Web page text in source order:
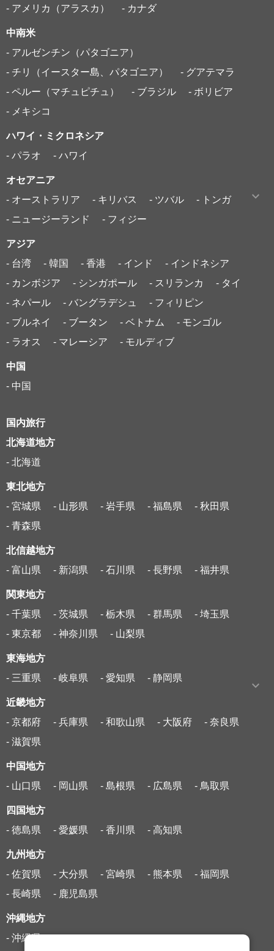
- アメリカ（アラスカ）
- カナダ
中南米
- アルゼンチン（パタゴニア）
- チリ（イースター島、パタゴニア）
- グアテマラ
- ペルー（マチュピチュ）
- ブラジル
- ボリビア
- メキシコ
ハワイ・ミクロネシア
- パラオ
- ハワイ
オセアニア
- オーストラリア
- キリバス - ツバル
- トンガ
- ニュージーランド
- フィジー
アジア
- 台湾
- 韓国 - 香港 - インド
- インドネシア
- カンボジア
- シンガポール - スリランカ
- タイ
- ネパール
- バングラデシュ
- フィリピン
- ブルネイ
- ブータン - ベトナム
- モンゴル
- ラオス
- マレーシア - モルディブ
中国
- 中国
国内旅行
北海道地方
- 北海道
東北地方
- 宮城県
- 山形県 - 岩手県 - 福島県
- 秋田県
- 青森県
北信越地方
- 富山県
- 新潟県 - 石川県 - 長野県 - 福井県
関東地方
- 千葉県
- 茨城県 - 栃木県 - 群馬県
- 埼玉県
- 東京都
- 神奈川県 - 山梨県
東海地方
- 三重県
- 岐阜県 - 愛知県 - 静岡県
近畿地方
- 京都府
- 兵庫県 - 和歌山県 - 大阪府
- 奈良県
- 滋賀県
中国地方
- 山口県
- 岡山県 - 島根県 - 広島県 - 鳥取県
四国地方
- 徳島県
- 愛媛県 - 香川県 - 高知県
九州地方
- 佐賀県
- 大分県 - 宮崎県 - 熊本県
- 福岡県
- 長崎県
- 鹿児島県
沖縄地方
- 沖縄県